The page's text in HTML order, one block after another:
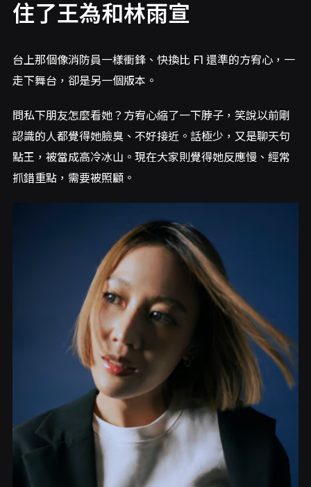
住了王為和林雨宣
台上那個像消防員一樣衝鋒、快換比 F1 還準的方宥心，一
走下舞台，卻是另一個版本。
問私下朋友怎麼看她？方宥心縮了一下脖子，笑說以前剛
認識的人都覺得她臉臭、不好接近。話極少，又是聊天句
點王，被當成高冷冰山。現在大家則覺得她反應慢、經常
抓錯重點，需要被照顧。